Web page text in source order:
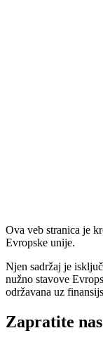
Ova veb stranica je
Evropske unije.
Njen sadržaj je
nužno stavove
održavana uz
Zapratite